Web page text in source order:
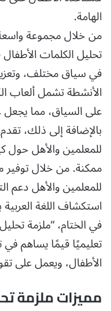
الهامة.
من خلال مجموعة
تحليل الكلمات
في سياق مختلف،
الأنشطة تشمل ألعاب
على السياق، مما يجعل
بالإضافة إلى ذلك،
للمعلمين والأهل حول
ممكنة. من خلال توفير
للمعلمين والأهل دعم
استكشاف اللغة
تعليميًا قيمًا يساهم في
الأطفال، ويعمل على
مميزات ملزمة